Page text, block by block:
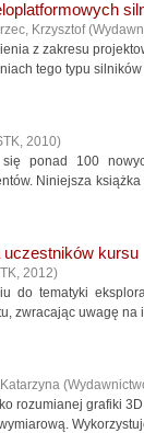
Krzysztof (
z zakresu
tego typu
, 2010)
ponad 100
Niniejsza
uczestników kursu
, 2012)
do tematyki
zwracając uwagę
(
rozumianej grafiki